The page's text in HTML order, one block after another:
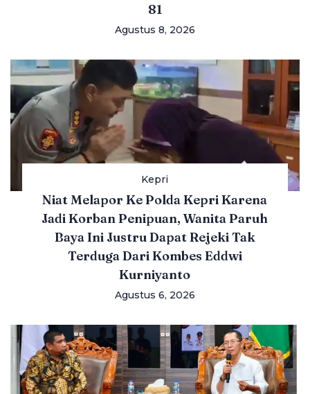
81
Agustus 8, 2026
Kepri
Niat Melapor Ke Polda Kepri Karena
Jadi Korban Penipuan, Wanita Paruh
Baya Ini Justru Dapat Rejeki Tak
Terduga Dari Kombes Eddwi
Kurniyanto
Agustus 6, 2026